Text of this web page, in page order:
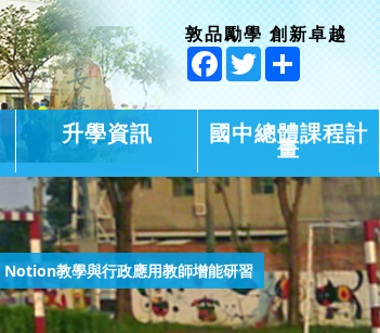
敦品勵學 創新卓越
Facebook
Twitter
升學資訊 國中總體課程計
畫
Notion教學與行政應用教師增能研習